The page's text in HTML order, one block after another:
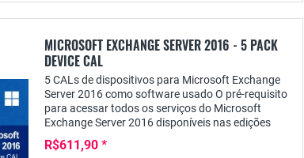
MICROSOFT EXCHANGE SERVER 2016 - 5 PACK
DEVICE CAL
5 CALs de dispositivos para Microsoft Exchange
Server 2016 como software usado O pré-requisito
para acessar todos os serviços do Microsoft
Exchange Server 2016 disponíveis nas edições
Standard e Enterprise é, além da licença real do...
R$611,90 *